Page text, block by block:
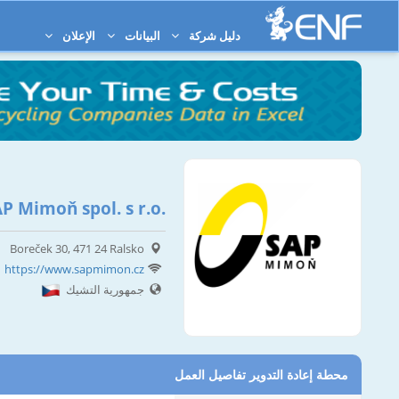
دليل شركة البيانات الإعلان
Mimoň spol. s r.o.
Boreček 30, 471 24 Ralsko
https://www.sapmimon.cz
جمهورية التشيك
محطة إعادة التدوير تفاصيل العمل